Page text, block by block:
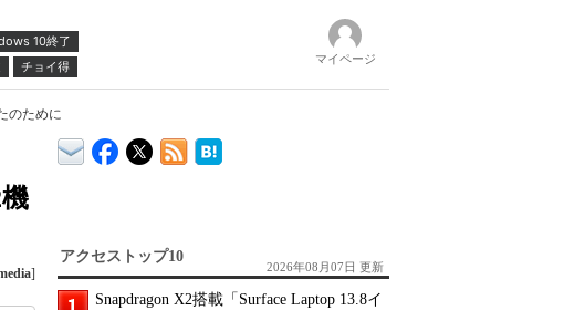
10終了
チョイ得 マイページ
のために
]
アクセストップ10
2026年08月07日 更新
Snapdragon X2搭載「Surface Laptop 13.8イ